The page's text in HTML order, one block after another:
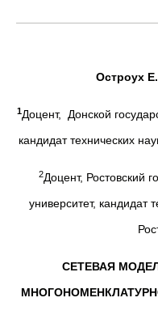
Остроух
1Доцент, Донской
кандидат технических
2Доцент, Ростовский
университет, кандидат
СЕТЕВАЯ